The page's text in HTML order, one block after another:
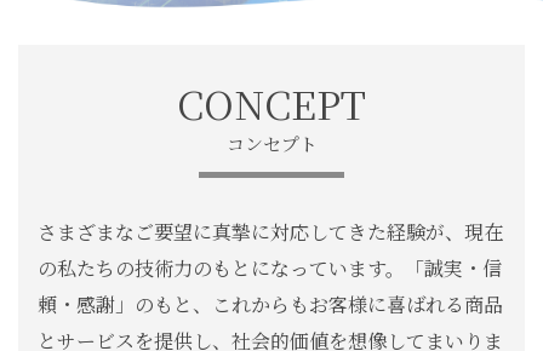
CONCEPT
コンセプト
さまざまなご要望に真摯に対応してきた経験が、現在
の私たちの技術力のもとになっています。「誠実・信
頼・感謝」のもと、これからもお客様に喜ばれる商品
とサービスを提供し、社会的価値を想像してまいりま